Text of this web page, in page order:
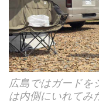
広島ではガードを
は内側にいれてみ